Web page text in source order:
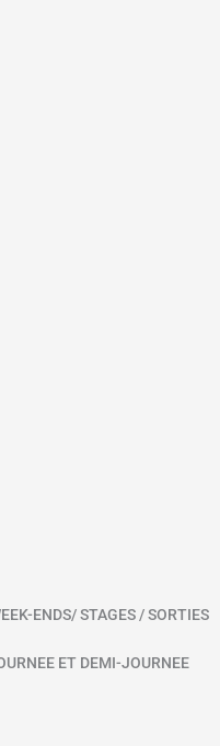
ENDS/ STAGES / SORTIES
ET DEMI-JOURNEE